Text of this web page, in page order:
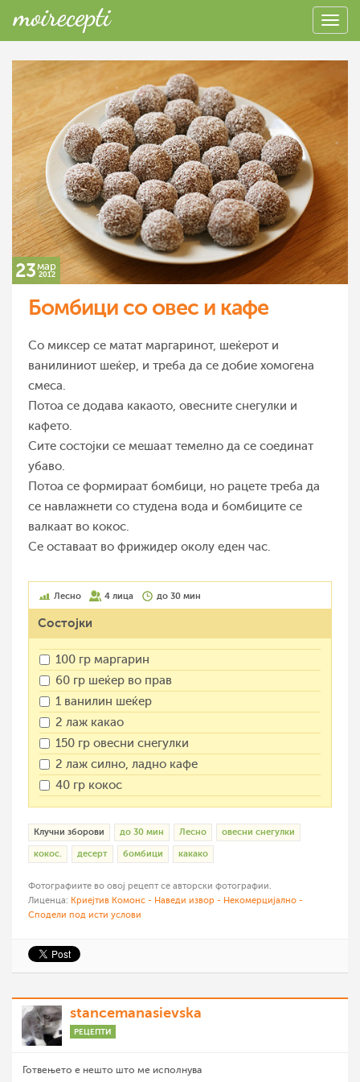
23мар
2012
Бомбици со овес и кафе
Со миксер се матат маргаринот, шеќерот и
ванилиниот шеќер, и треба да се добие хомогена
смеса.
Потоа се додава какаото, овесните снегулки и
кафето.
Сите состојки се мешаат темелно да се соединат
убаво.
Потоа се формираат бомбици, но рацете треба да
се навлажнети со студена вода и бомбиците се
валкаат во кокос.
Се оставаат во фрижидер околу еден час.
Лесно 4 лица до 30 мин
Состојки
100 гр маргарин
60 гр шеќер во прав
1 ванилин шеќер
2 лаж какао
150 гр овесни снегулки
2 лаж силно, ладно кафе
40 гр кокос
Клучни зборови до 30 мин Лесно овесни снегулки
кокос. десерт бомбици какако
Фотографиите во овој рецепт се авторски фотографии.
Лиценца: Криејтив Комонс - Наведи извор - Некомерцијално -
Сподели под исти услови
stancemanasievska
РЕЦЕПТИ
Готвењето е нешто што ме исполнува